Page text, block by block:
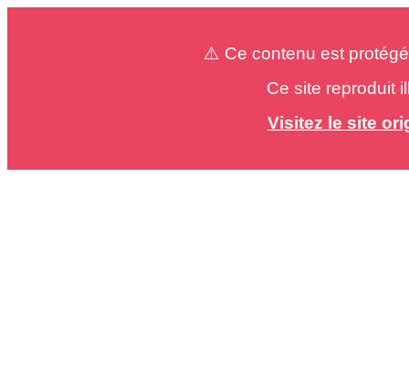
⚠️ Ce contenu est
Ce site reproduit
Visitez le site